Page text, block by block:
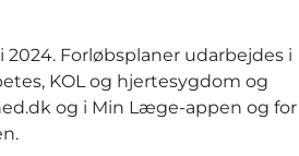
Forløbsplaner udarbejdes i
KOL og hjertesygdom og
og i Min Læge-appen og for